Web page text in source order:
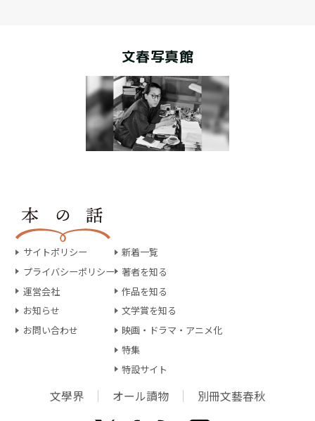
文春写真館
サイトポリシー
プライバシーポリシー
運営会社
お知らせ
お問い合わせ
新着一覧
著者を知る
作品を知る
文学賞を知る
映画・ドラマ・アニメ化
特集
特設サイト
文學界 オール讀物 別冊文藝春秋